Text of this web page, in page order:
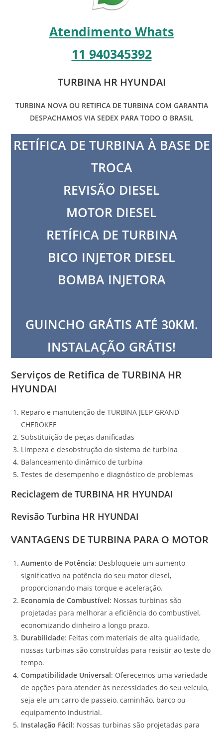
Atendimento Whats
11 940345392
TURBINA HR HYUNDAI
TURBINA NOVA OU RETIFICA DE TURBINA COM GARANTIA
DESPACHAMOS VIA SEDEX PARA TODO O BRASIL
RETÍFICA DE TURBINA À BASE DE
TROCA
REVISÃO DIESEL
MOTOR DIESEL
RETÍFICA DE TURBINA
BICO INJETOR DIESEL
BOMBA INJETORA
GUINCHO GRÁTIS ATÉ 30KM.
INSTALAÇÃO GRÁTIS!
Serviços de Retifica deTURBINA HR
HYUNDAI
Reparo e manutenção de TURBINA JEEP GRAND
CHEROKEE
Substituição de peças danificadas
Limpeza e desobstrução do sistema de turbina
Balanceamento dinâmico de turbina
Testes de desempenho e diagnóstico de problemas
Reciclagem de TURBINA HR HYUNDAI
Revisão Turbina HR HYUNDAI
VANTAGENS DE TURBINA PARA O MOTOR
Aumento de Potência: Desbloqueie um aumento
significativo na potência do seu motor diesel,
proporcionando mais torque e aceleração.
Economia de Combustível: Nossas turbinas são
projetadas para melhorar a eficiência do combustível,
economizando dinheiro a longo prazo.
Durabilidade: Feitas com materiais de alta qualidade,
nossas turbinas são construídas para resistir ao teste do
tempo.
Compatibilidade Universal: Oferecemos uma variedade
de opções para atender às necessidades do seu veículo,
seja ele um carro de passeio, caminhão, barco ou
equipamento industrial.
Instalação Fácil: Nossas turbinas são projetadas para